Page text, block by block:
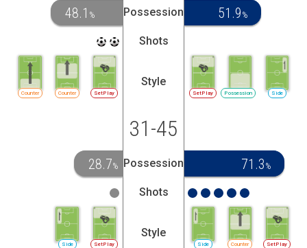
48.1 % Possession 51.9 %
Shots
SetPlay
Counter
Counter
Style
SetPlay Possession Side
31-45
28.7% Possession 71.3 %
Shots
SetPlay
Side
Style
Side Counter SetPlay